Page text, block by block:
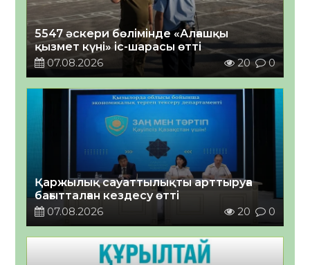
5547 әскери бөлімінде «Алғашқы
қызмет күні» іс-шарасы өтті
07.08.2026
20 0
Қаржылық сауаттылықты арттыруға
бағытталған кездесу өтті
07.08.2026
20 0